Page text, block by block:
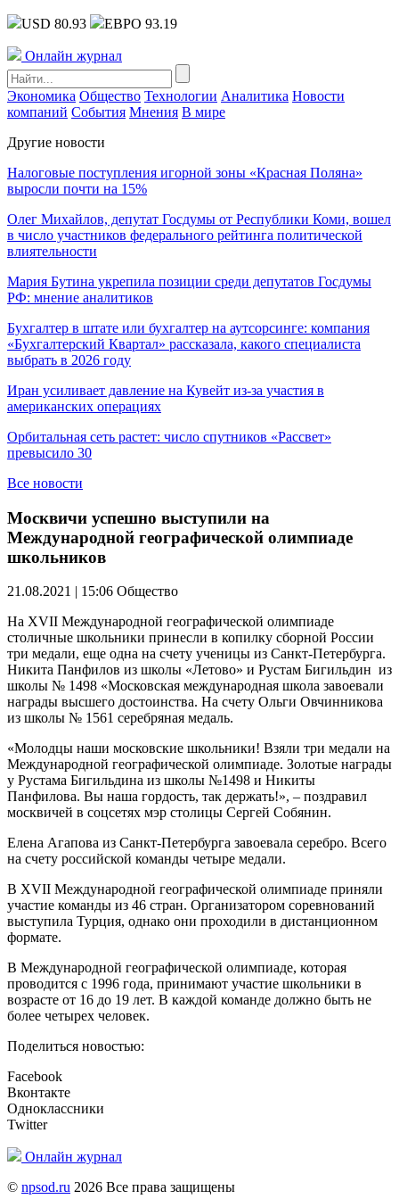
USD 80.93 ЕВРО 93.19
Онлайн журнал
Экономика Общество Технологии Аналитика Новости
компаний События Мнения В мире
Другие новости
Налоговые поступления игорной зоны «Красная Поляна»
выросли почти на 15%
Олег Михайлов, депутат Госдумы от Республики Коми, вошел
в число участников федерального рейтинга политической
влиятельности
Мария Бутина укрепила позиции среди депутатов Госдумы
РФ: мнение аналитиков
Бухгалтер в штате или бухгалтер на аутсорсинге: компания
«Бухгалтерский Квартал» рассказала, какого специалиста
выбрать в 2026 году
Иран усиливает давление на Кувейт из-за участия в
американских операциях
Орбитальная сеть растет: число спутников «Рассвет»
превысило 30
Все новости
Москвичи успешно выступили на
Международной географической олимпиаде
школьников
21.08.2021 | 15:06 Общество
На XVII Международной географической олимпиаде
столичные школьники принесли в копилку сборной России
три медали, еще одна на счету ученицы из Санкт-Петербурга.
Никита Панфилов из школы «Летово» и Рустам Бигильдин из
школы № 1498 «Московская международная школа завоевали
награды высшего достоинства. На счету Ольги Овчинникова
из школы № 1561 серебряная медаль.
«Молодцы наши московские школьники! Взяли три медали на
Международной географической олимпиаде. Золотые награды
у Рустама Бигильдина из школы №1498 и Никиты
Панфилова. Вы наша гордость, так держать!», – поздравил
москвичей в соцсетях мэр столицы Сергей Собянин.
Елена Агапова из Санкт-Петербурга завоевала серебро. Всего
на счету российской команды четыре медали.
В XVII Международной географической олимпиаде приняли
участие команды из 46 стран. Организатором соревнований
выступила Турция, однако они проходили в дистанционном
формате.
В Международной географической олимпиаде, которая
проводится с 1996 года, принимают участие школьники в
возрасте от 16 до 19 лет. В каждой команде должно быть не
более четырех человек.
Поделиться новостью:
Facebook
Вконтакте
Одноклассники
Twitter
Онлайн журнал
© npsod.ru 2026 Все права защищены